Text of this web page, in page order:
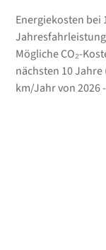
Energiekosten bei
Mögliche CO₂-
nächsten 10 Jahre
km/Jahr von 2026